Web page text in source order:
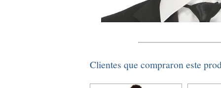
Clientes que compraron este